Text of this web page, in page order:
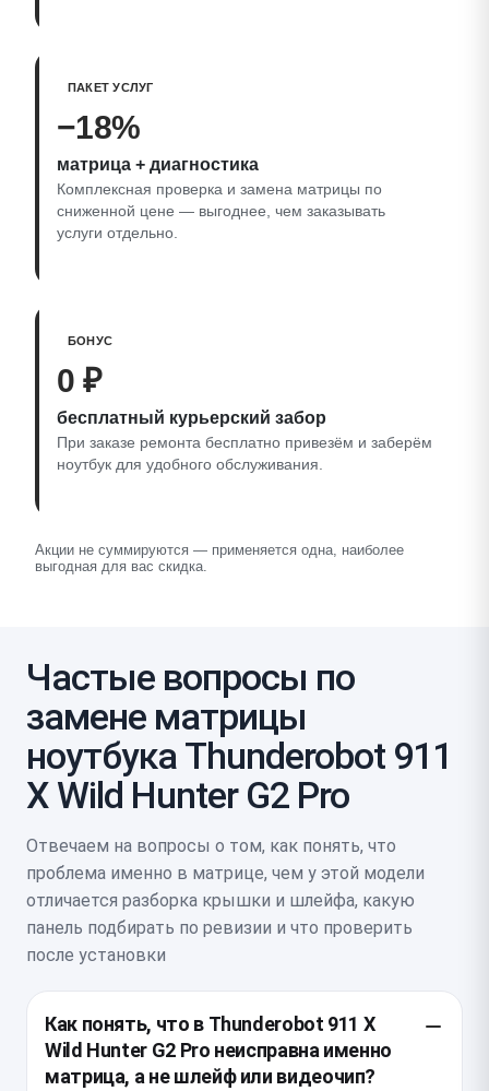
ПАКЕТ УСЛУГ
−18%
матрица + диагностика
Комплексная проверка и замена матрицы по
сниженной цене — выгоднее, чем заказывать
услуги отдельно.
БОНУС
0 ₽
бесплатный курьерский забор
При заказе ремонта бесплатно привезём и заберём
ноутбук для удобного обслуживания.
Акции не суммируются — применяется одна, наиболее
выгодная для вас скидка.
Частые вопросы по
замене матрицы
ноутбука Thunderobot 911
X Wild Hunter G2 Pro
Отвечаем на вопросы о том, как понять, что
проблема именно в матрице, чем у этой модели
отличается разборка крышки и шлейфа, какую
панель подбирать по ревизии и что проверить
после установки
Как понять, что в Thunderobot 911 X
Wild Hunter G2 Pro неисправна именно
матрица, а не шлейф или видеочип?